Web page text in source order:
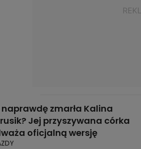
zmarła Kalina
Jej przyszywana córka
oficjalną wersję